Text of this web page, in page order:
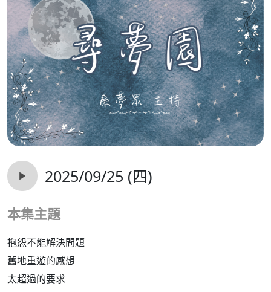
2025/09/25 (四)
本集主題
抱怨不能解決問題
舊地重遊的感想
太超過的要求